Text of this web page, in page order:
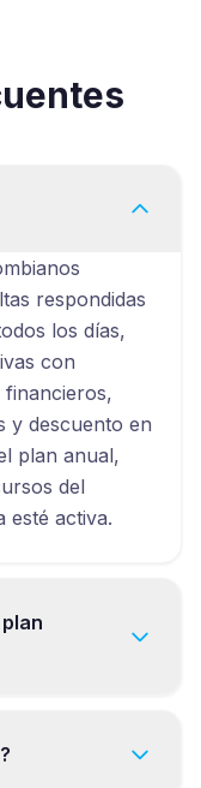
respondidas
los días,
con
financieros,
y descuento en
plan anual,
del
esté activa.